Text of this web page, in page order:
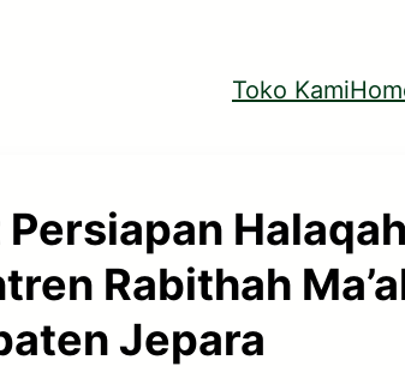
Toko Kami
Persiapan
Rabithah
Jepara